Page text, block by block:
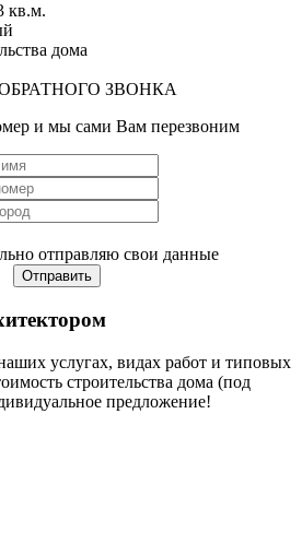
кв.м.
дома
ЗВОНКА
и мы сами Вам перезвоним
отправляю свои данные
Отправить
услугах, видах работ и типовых
строительства дома (под
предложение!